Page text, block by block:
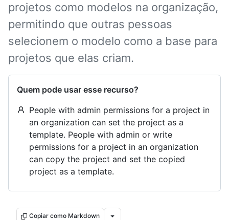
projetos como modelos na organização,
permitindo que outras pessoas
selecionem o modelo como a base para
projetos que elas criam.
Quem pode usar esse recurso?
People with admin permissions for a project in
an organization can set the project as a
template. People with admin or write
permissions for a project in an organization
can copy the project and set the copied
project as a template.
Copiar como Markdown